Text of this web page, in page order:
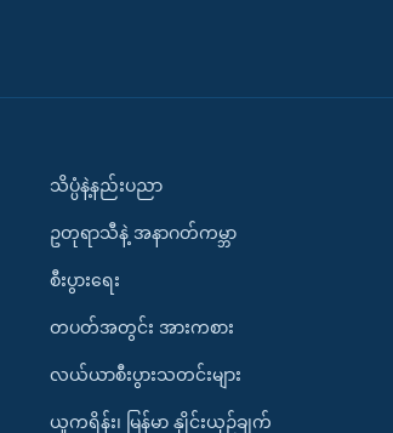
သိပ္ပံနဲ့နည်းပညာ
ဥတုရာသီနဲ့ အနာဂတ်ကမ္ဘာ
စီးပွားရေး
တပတ်အတွင်း အားကစား
လယ်ယာစီးပွားသတင်းများ
ယူကရိန်း၊ မြန်မာ နှိုင်းယှဉ်ချက်